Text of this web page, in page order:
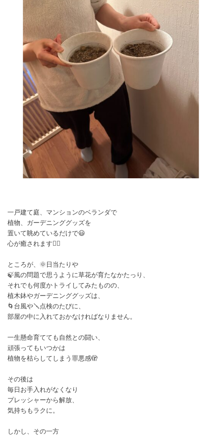
一戸建て庭、マンションのベランダで
植物、ガーデニンググッズを
置いて眺めているだけで😃
心が癒されます😮‍💨
ところが、🌞日当たりや
🍃風の問題で思うように草花が育たなかたっり、
それでも何度かトライしてみたものの、
植木鉢やガーデニンググッズは、
🌀台風や🪛点検のたびに、
部屋の中に入れておかなければなりません。
一生懸命育てても自然との闘い、
頑張ってもいつかは
植物を枯らしてしまう罪悪感🫣
その後は
毎日お手入れがなくなり
プレッシャーから解放、
気持ちもラクに。
しかし、その一方